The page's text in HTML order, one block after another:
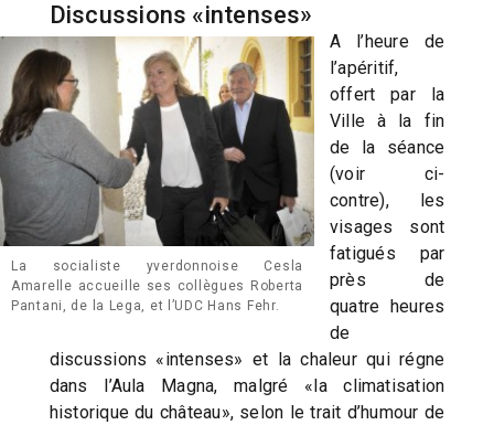
Discussions «intenses»
La socialiste yverdonnoise Cesla
Amarelle accueille ses collègues Roberta
Pantani, de la Lega, et l’UDC Hans Fehr.
A l’heure de
l’apéritif,
offert par la
Ville à la fin
de la séance
(voir ci-
contre), les
visages sont
fatigués par
près de
quatre heures
de
discussions «intenses» et la chaleur qui régne
dans l’Aula Magna, malgré «la climatisation
historique du château», selon le trait d’humour de